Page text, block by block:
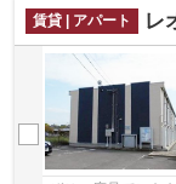
賃貸 | アパート
レ